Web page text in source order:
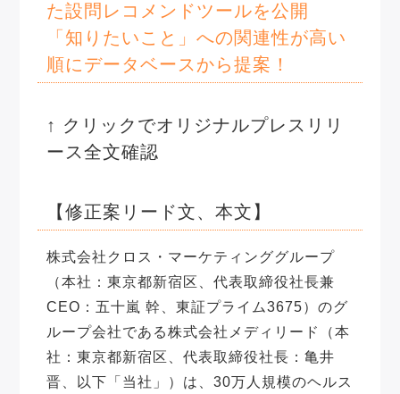
た設問レコメンドツールを公開
「知りたいこと」への関連性が高い
順にデータベースから提案！
↑ クリックでオリジナルプレスリリ
ース全文確認
【修正案リード文、本文】
株式会社クロス・マーケティンググループ
（本社：東京都新宿区、代表取締役社長兼
CEO：五十嵐 幹、東証プライム3675）のグ
ループ会社である株式会社メディリード（本
社：東京都新宿区、代表取締役社長：亀井
晋、以下「当社」）は、30万人規模のヘルス